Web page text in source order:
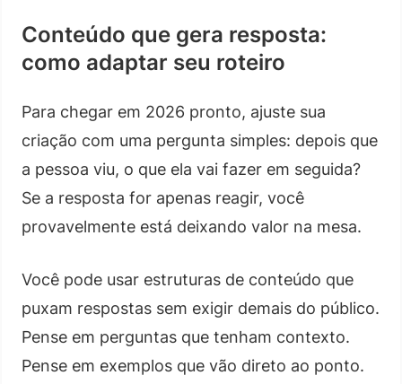
Conteúdo que gera resposta:
como adaptar seu roteiro
Para chegar em 2026 pronto, ajuste sua
criação com uma pergunta simples: depois que
a pessoa viu, o que ela vai fazer em seguida?
Se a resposta for apenas reagir, você
provavelmente está deixando valor na mesa.
Você pode usar estruturas de conteúdo que
puxam respostas sem exigir demais do público.
Pense em perguntas que tenham contexto.
Pense em exemplos que vão direto ao ponto.